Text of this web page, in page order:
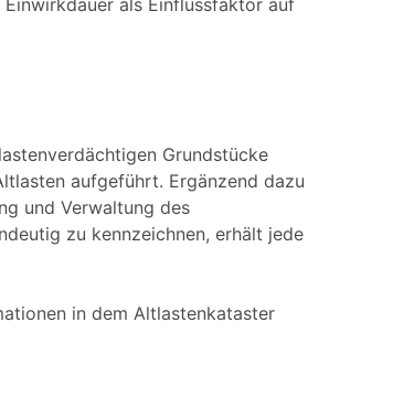
als Einflussfaktor auf
Grundstücke
aufgeführt. Ergänzend dazu
und Verwaltung des
zu kennzeichnen, erhält jede
in dem Altlastenkataster